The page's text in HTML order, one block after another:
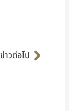
ข่าวต่อไป